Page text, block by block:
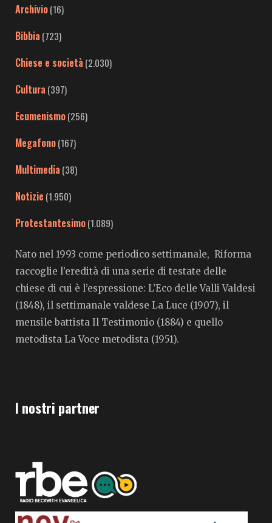
Archivio(16)
Bibbia (723)
Chiese e società (2.030)
Cultura (397)
Ecumenismo(256)
Megafono(167)
Multimedia (38)
Notizie (1.950)
Protestantesimo(1.089)
Nato nel 1993 come periodico settimanale, Riforma
raccoglie l’eredità di una serie di testate delle
chiese di cui è l’espressione: L’Eco delle Valli Valdesi
(1848), il settimanale valdese La Luce (1907), il
mensile battista Il Testimonio (1884) e quello
metodista La Voce metodista (1951).
I nostri partner